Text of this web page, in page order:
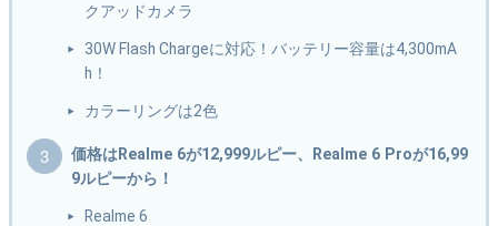
クアッドカメラ
30W Flash Chargeに対応！バッテリー容量は4,300mA
h！
カラーリングは2色
価格はRealme 6が12,999ルピー、Realme 6 Proが16,99
9ルピーから！
Realme 6